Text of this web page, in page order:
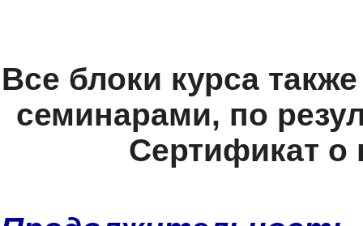
Все блоки курса
семинарами, по
Сертификат о